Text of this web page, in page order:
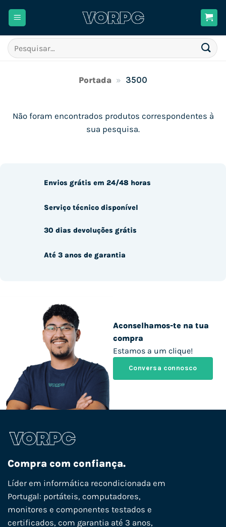
Pesquisar
por:
Portada » 3500
Não foram encontrados produtos correspondentes à
sua pesquisa.
Aconselhamos-te na tua
compra
Estamos a um clique!
Conversa connosco
Envios grátis em 24/48 horas
Serviço técnico disponível
30 dias devoluções grátis
Até 3 anos de garantia
Compra com confiança.
Líder em informática recondicionada em
Portugal: portáteis, computadores,
monitores e componentes testados e
certificados, com garantia até 3 anos,